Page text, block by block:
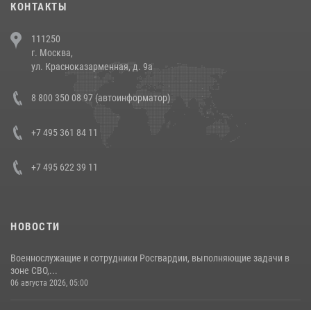
напавших на бригаду скорой помощи (видео)
14 июля 2026, 12:20
В Росгвардии прошла военно-научная конференция по обобщению
боевого опыта
КОНТАКТЫ
111250
г. Москва,
ул. Красноказарменная, д. 9а
8 800 350 08 97 (автоинформатор)
+7 495 361 84 11
+7 495 622 39 11
НОВОСТИ
Военнослужащие и сотрудники Росгвардии, выполняющие задачи в
зоне СВО,...
06 августа 2026, 05:00